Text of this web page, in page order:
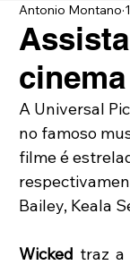
Antonio Montano
A Universal
no famoso
filme é
Bailey, Keala
Wicked traz a